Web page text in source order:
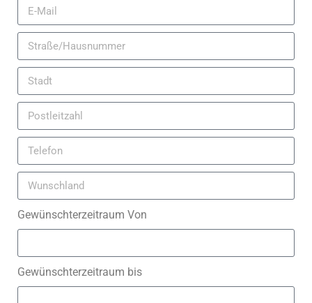
Gewünschterzeitraum Von
Gewünschterzeitraum bis